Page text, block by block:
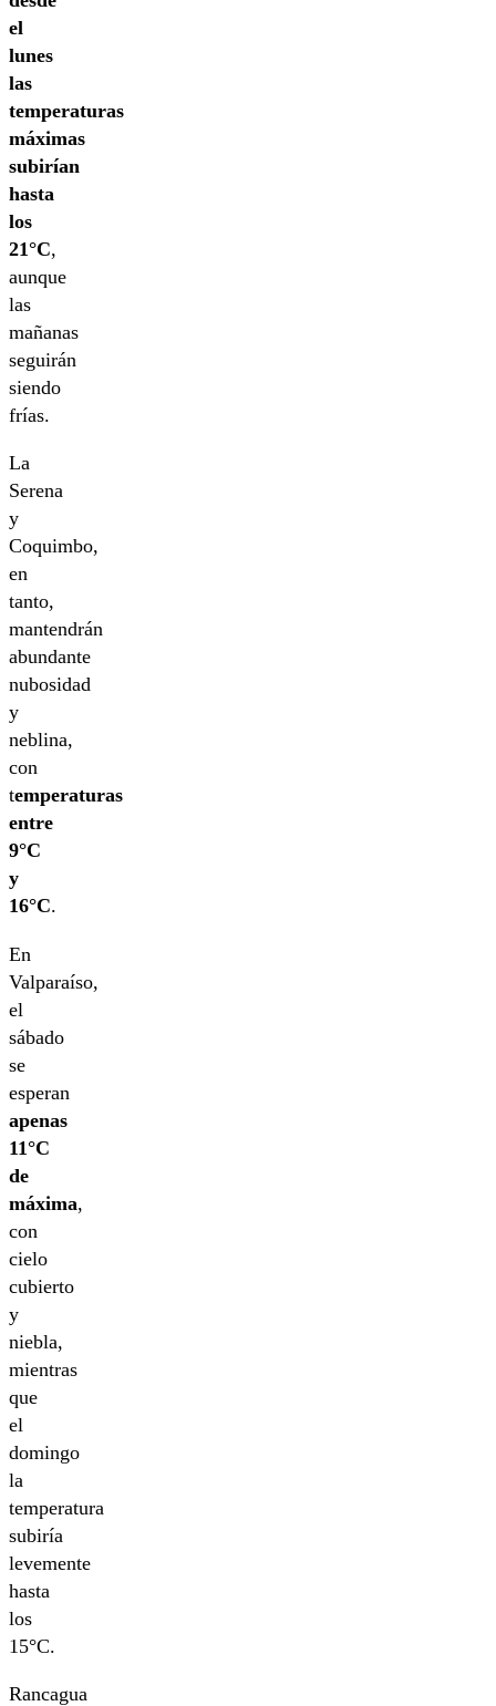
el
lunes
las
temperaturas
máximas
subirían
hasta
los
21°C,
aunque
las
mañanas
seguirán
siendo
frías.
La
Serena
y
Coquimbo,
en
tanto,
mantendrán
abundante
nubosidad
y
neblina,
con
temperaturas
entre
9°C
y
16°C.
En
Valparaíso,
el
sábado
se
esperan
apenas
11°C
de
máxima,
con
cielo
cubierto
y
niebla,
mientras
que
el
domingo
la
temperatura
subiría
levemente
hasta
los
15°C.
Rancagua